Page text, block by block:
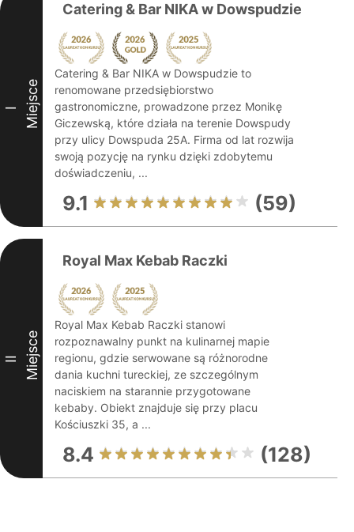
I Miejsce
Catering & Bar NIKA w Dowspudzie
Catering & Bar NIKA w Dowspudzie to
renomowane przedsiębiorstwo
gastronomiczne, prowadzone przez Monikę
Giczewską, które działa na terenie Dowspudy
przy ulicy Dowspuda 25A. Firma od lat rozwija
swoją pozycję na rynku dzięki zdobytemu
doświadczeniu, ...
9.1 (59)
II Miejsce
Royal Max Kebab Raczki
Royal Max Kebab Raczki stanowi
rozpoznawalny punkt na kulinarnej mapie
regionu, gdzie serwowane są różnorodne
dania kuchni tureckiej, ze szczególnym
naciskiem na starannie przygotowane
kebaby. Obiekt znajduje się przy placu
Kościuszki 35, a ...
8.4 (128)